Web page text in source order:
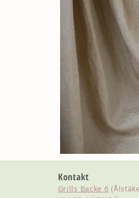
Kontakt
Grills Backe 6